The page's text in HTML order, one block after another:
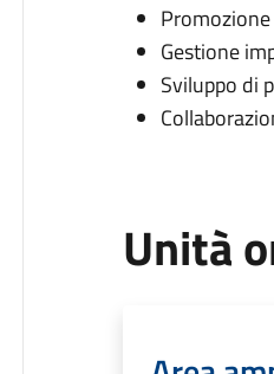
Gestione
Sviluppo di
Unità